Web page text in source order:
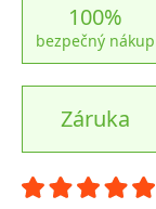
100%
bezpečný nákup
Záruka